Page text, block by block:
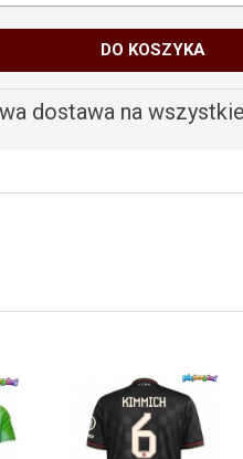
DO KOSZYKA
dostawa na